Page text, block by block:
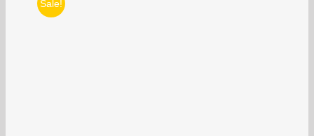
Sale!